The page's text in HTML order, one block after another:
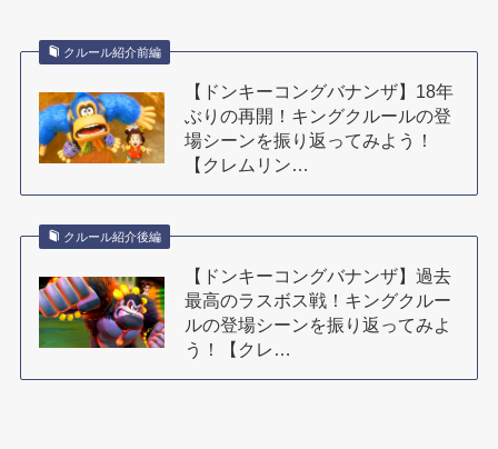
クルール紹介前編
【ドンキーコングバナンザ】18年
ぶりの再開！キングクルールの登
場シーンを振り返ってみよう！
【クレムリン…
クルール紹介後編
【ドンキーコングバナンザ】過去
最高のラスボス戦！キングクルー
ルの登場シーンを振り返ってみよ
う！【クレ…